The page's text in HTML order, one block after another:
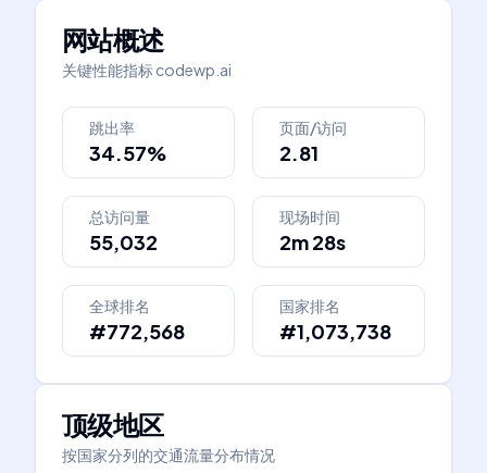
网站概述
关键性能指标codewp.ai
跳出率
34.57%
页面/访问
2.81
总访问量
55,032
现场时间
2m 28s
全球排名
#772,568
国家排名
#1,073,738
顶级地区
按国家分列的交通流量分布情况